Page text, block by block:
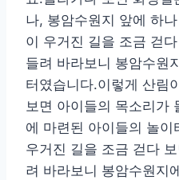
나, 봉암수원지 앞에 하
이 우거진 길을 조금 걷
들려 바라보니 봉암수원
터였습니다.이렇게 산림
보면 아이들의 목소리가
에 마련된 아이들의 놀이
우거진 길을 조금 걷다
려 바라보니 봉암수원지